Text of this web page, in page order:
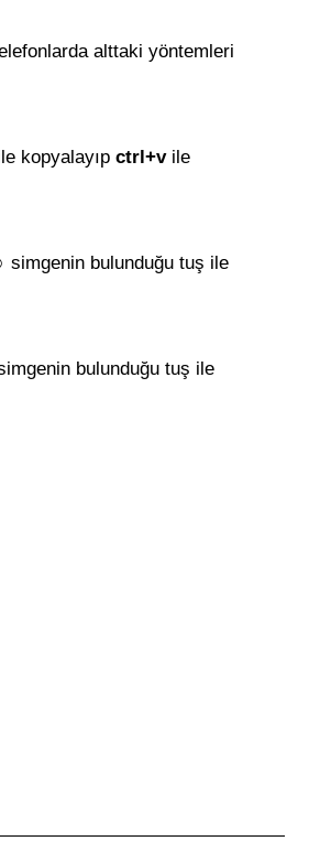
alttaki yöntemleri
kopyalayıp ctrl+vile
bulunduğu tuş ile
bulunduğu tuş ile